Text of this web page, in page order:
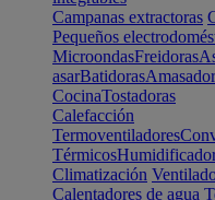
Campanas extractoras
Pequeños
MicroondasFreidoras
asarBatidoras
CocinaTostadoras
Calefacción
Termoventiladores
Térmicos
Climatización
Calentadores de agua